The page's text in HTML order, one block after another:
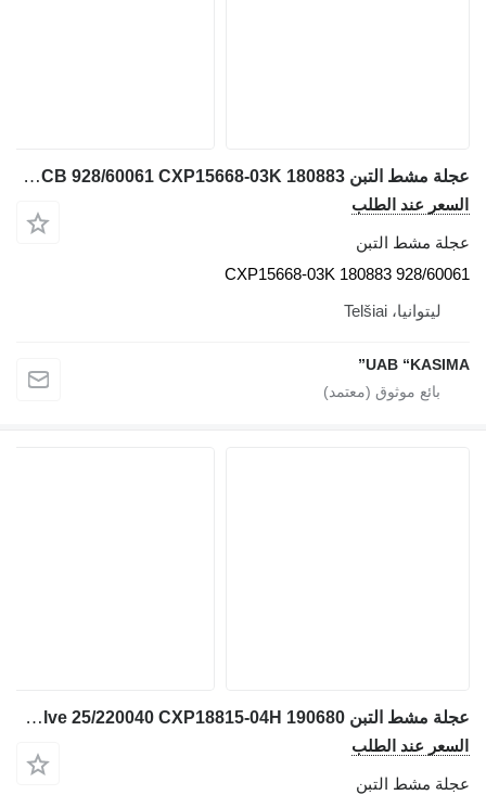
عجلة مشط التبن JCB 928/60061 CXP15668-03K 180883 لـ حفارة JCB JS130W
السعر عند الطلب
عجلة مشط التبن
928/60061 CXP15668-03K 180883
ليتوانيا، Telšiai
UAB “KASIMA”
عجلة مشط التبن JCB Cushion block valve 25/220040 CXP18815-04H 190680 لـ حفارة JCB JS130W
السعر عند الطلب
عجلة مشط التبن